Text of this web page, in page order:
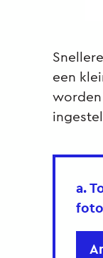
een
worden
a.